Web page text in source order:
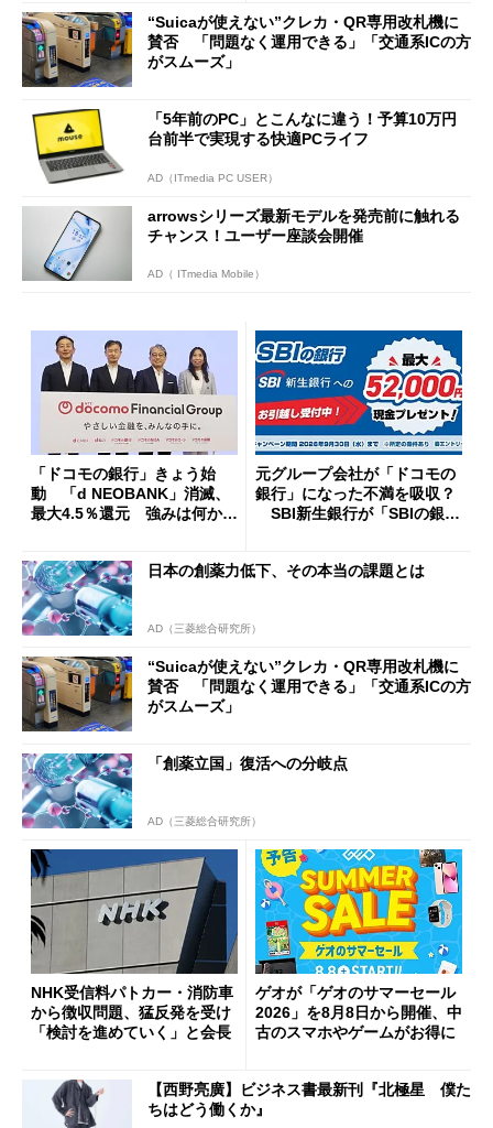
開催
“Suicaが使えない”クレカ・QR専用改札機に
賛否 「問題なく運用できる」「交通系ICの方
がスムーズ」
「5年前のPC」とこんなに違う！予算10万円
台前半で実現する快適PCライフ
AD（ITmedia PC USER）
arrowsシリーズ最新モデルを発売前に触れる
チャンス！ユーザー座談会開催
AD（ ITmedia Mobile）
「ドコモの銀行」きょう始
動 「d NEOBANK」消滅、
最大4.5％還元 強みは何か解
元グループ会社が「ドコモの
銀行」になった不満を吸収？
SBI新生銀行が「SBIの銀
開催
日本の創薬力低下、その本当の課題とは
AD（三菱総合研究所）
“Suicaが使えない”クレカ・QR専用改札機に
賛否 「問題なく運用できる」「交通系ICの方
がスムーズ」
「創薬立国」復活への分岐点
AD（三菱総合研究所）
NHK受信料パトカー・消防車
から徴収問題、猛反発を受け
「検討を進めていく」と会長
ゲオが「ゲオのサマーセール
2026」を8月8日から開催、中
古のスマホやゲームがお得に
【西野亮廣】ビジネス書最新刊『北極星 僕た
ちはどう働くか』